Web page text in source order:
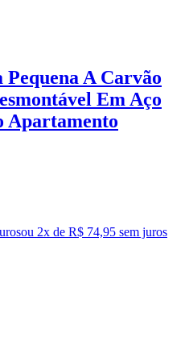
A Carvão
Em Aço
Apartamento
ou 2x de R$ 74,95 sem juros